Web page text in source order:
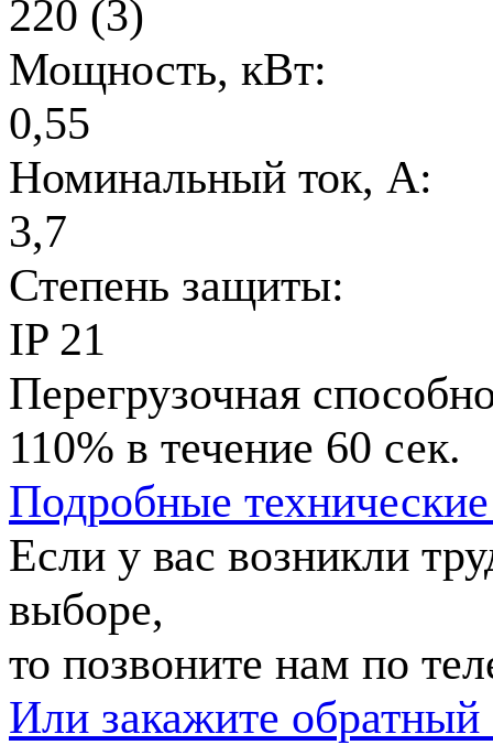
220 (3)
Мощность, кВт:
0,55
Номинальный ток, А:
3,7
Степень защиты:
IP 21
Перегрузочная
110% в течение 60 сек.
Подробные
Если у вас возникли
выборе,
то позвоните нам по
Или закажите обратный